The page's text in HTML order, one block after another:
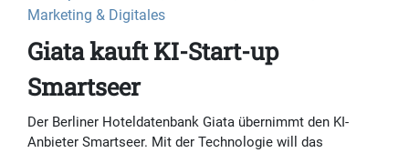
Marketing & Digitales
Giata kauft KI-Start-up
Smartseer
Der Berliner Hoteldatenbank Giata übernimmt den KI-
Anbieter Smartseer. Mit der Technologie will das